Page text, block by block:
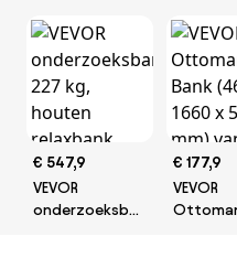
€ 547,9
VEVOR
onderzoeksbank
€ 177,9
VEVOR